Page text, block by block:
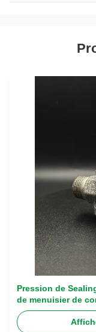
Pression de
de menuisier de
véhicules à moteur